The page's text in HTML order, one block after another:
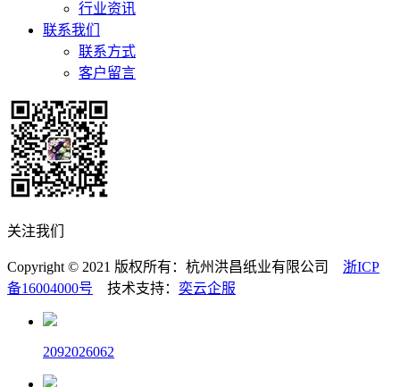
行业资讯
联系我们
联系方式
客户留言
关注我们
Copyright © 2021 版权所有：杭州洪昌纸业有限公司 浙ICP
备16004000号 技术支持： 奕云企服
2092026062